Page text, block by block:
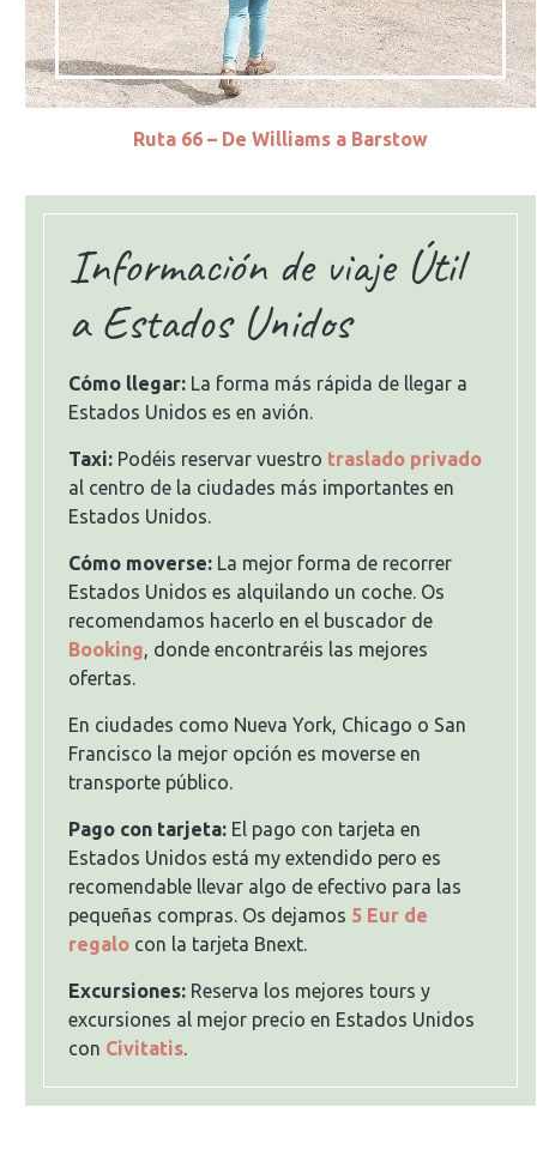
Ruta 66 – De Williams a Barstow
Información de viaje Útil
a Estados Unidos
Cómo llegar: La forma más rápida de llegar a
Estados Unidos es en avión.
Taxi: Podéis reservar vuestro traslado privado
al centro de la ciudades más importantes en
Estados Unidos.
Cómo moverse: La mejor forma de recorrer
Estados Unidos es alquilando un coche. Os
recomendamos hacerlo en el buscador de
Booking, donde encontraréis las mejores
ofertas.
En ciudades como Nueva York, Chicago o San
Francisco la mejor opción es moverse en
transporte público.
Pago con tarjeta: El pago con tarjeta en
Estados Unidos está my extendido pero es
recomendable llevar algo de efectivo para las
pequeñas compras. Os dejamos 5 Eur de
regalo con la tarjeta Bnext.
Excursiones: Reserva los mejores tours y
excursiones al mejor precio en Estados Unidos
con Civitatis.